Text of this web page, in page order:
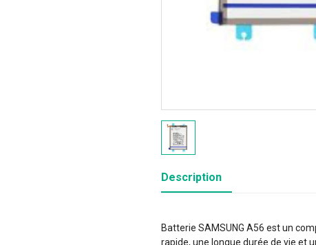
Description
Batterie SAMSUNG A56 est un
rapide, une longue durée de vie et